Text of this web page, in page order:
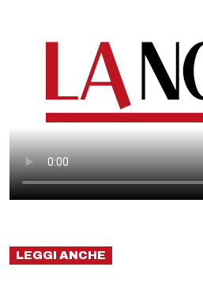
LEGGI ANCHE